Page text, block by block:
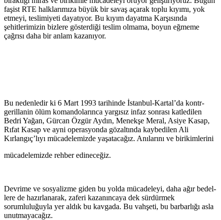
faşist RTE halklarımıza bü­­yük bir savaş açarak toplu kıyımı, yok
etmeyi, teslimiyeti dayatıyor. Bu kıyım dayatma Karşısında
şehitlerimizin bizlere gösterdiği teslim olmama, boyun eğmeme
çağrısı daha bir anlam kazanıyor.
Bu nedenledir ki 6 Mart 1993 tarihinde İstanbul-Kartal’da kontr-
gerillanin ölüm komandolarınca yargısız infaz sonrası katledilen
Bedri Yağan, Gürcan Özgür Aydın, Menekşe Meral, Asiye Kasap,
Rıfat Kasap ve ayni operasyonda gözaltında kaybedilen Ali
Kırlangıç’lıyı mücadelemizde yaşatacağız. Anılarını ve birikimlerini
mücadelemizde rehber edineceğiz.
Devrime ve sos­­­yalizme giden bu yol­da mücade­le­­yi, daha ağır bedel­
lere de hazırla­na­­rak, zaferi kazanın­ca­ya dek sür­­dür­­mek
sorumluluğuyla yer aldık bu kavgada. Bu vahşeti, bu bar­barlığı asla
unutmayacağız.